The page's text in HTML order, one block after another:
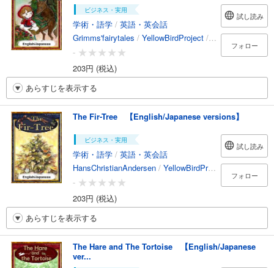
ビジネス・実用
学術・語学 / 英語・英会話
Grimms'fairytales / YellowBirdProject / SHIHO/
-
203円 (税込)
試し読み
フォロー
あらすじを表示する
The Fir-Tree 【English/Japanese versions】
ビジネス・実用
学術・語学 / 英語・英会話
HansChristianAndersen / YellowBirdProject /
-
203円 (税込)
試し読み
フォロー
あらすじを表示する
The Hare and The Tortoise 【English/Japanese
ver...